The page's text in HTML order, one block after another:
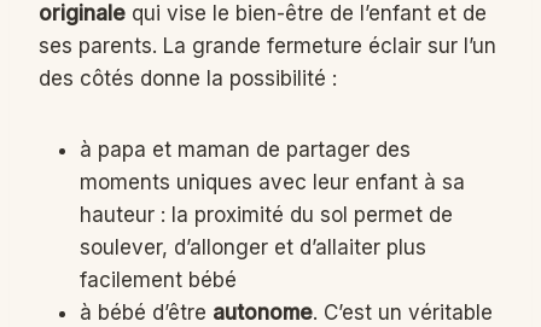
originale qui vise le bien-être de l’enfant et de
ses parents. La grande fermeture éclair sur l’un
des côtés donne la possibilité :
à papa et maman de partager des
moments uniques avec leur enfant à sa
hauteur : la proximité du sol permet de
soulever, d’allonger et d’allaiter plus
facilement bébé
à bébé d’être autonome. C’est un véritable